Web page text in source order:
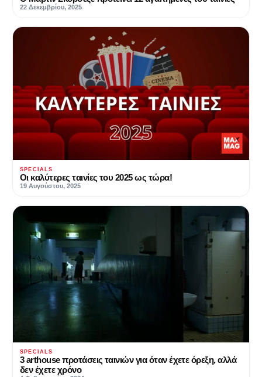
22 Δεκεμβρίου, 2025
SPECIALS
Oι καλύτερες ταινίες του 2025 ως τώρα!
19 Αυγούστου, 2025
SPECIALS
3 arthouse προτάσεις ταινιών για όταν έχετε όρεξη, αλλά
δεν έχετε χρόνο